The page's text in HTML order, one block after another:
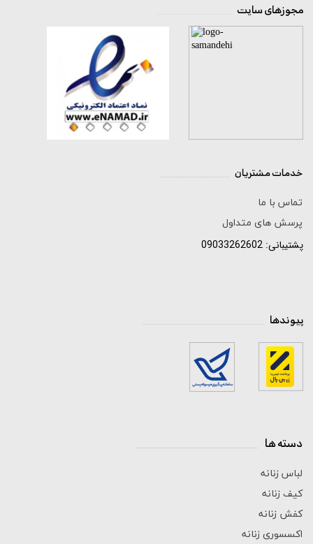
تماس با ما
پرسش های متداول
لباس زنانه
کیف زنانه
کفش زنانه
اکسسوری زنانه
پشتیبانی: 09033262602
مجوزهای سایت
پیوندها
دسته ها
خدمات مشتریان